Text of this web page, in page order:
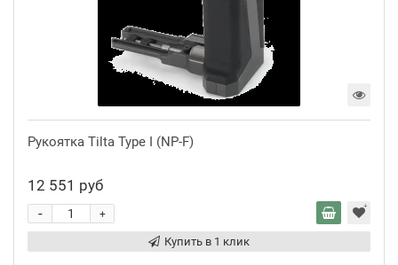
Рукоятка Tilta Type I (NP-F)
12 551 руб
+
-
Купить в 1 клик